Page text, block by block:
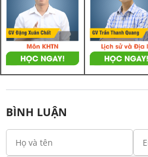
BÌNH LUẬN